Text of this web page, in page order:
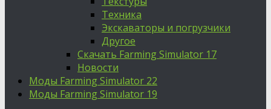
Техника
Экскаваторы и погрузчики
Другое
Скачать Farming Simulator 17
Новости
Моды Farming Simulator 22
Моды Farming Simulator 19